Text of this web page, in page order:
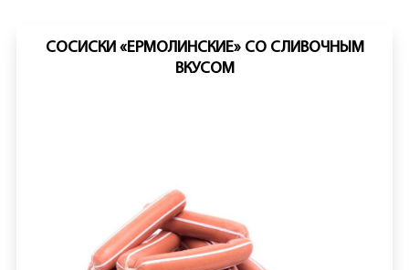
СОСИСКИ «ЕРМОЛИНСКИЕ» СО СЛИВОЧНЫМ
ВКУСОМ